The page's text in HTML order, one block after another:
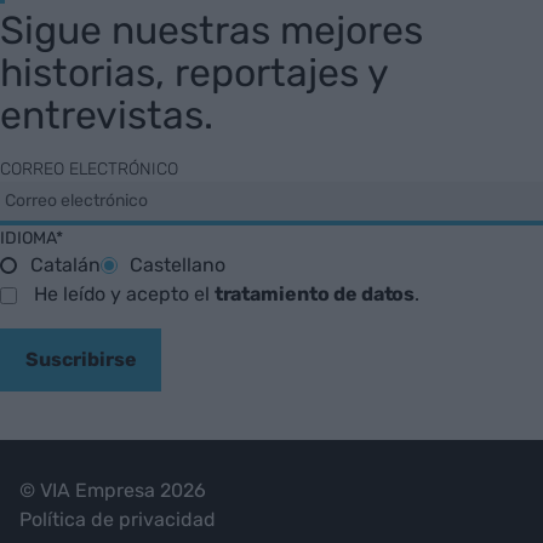
Sigue nuestras mejores
historias, reportajes y
entrevistas.
CORREO ELECTRÓNICO
IDIOMA*
Catalán
Castellano
He leído y acepto el tratamiento de datos.
Suscribirse
© VIA Empresa 2026
Política de privacidad